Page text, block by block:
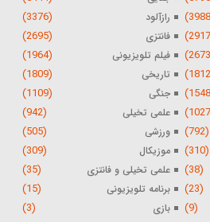
رازآلود (3376)
فانتزی (2695)
فیلم تلویزیونی (1964)
تاریخی (1809)
جنگی (1109)
علمی تخیلی (942)
(792) ورزشی (505)
(310) موزیکال (309)
(38) علمی تخیلی و فانتزی (35)
(23) برنامه تلویزیونی (15)
(9) بازی (3)